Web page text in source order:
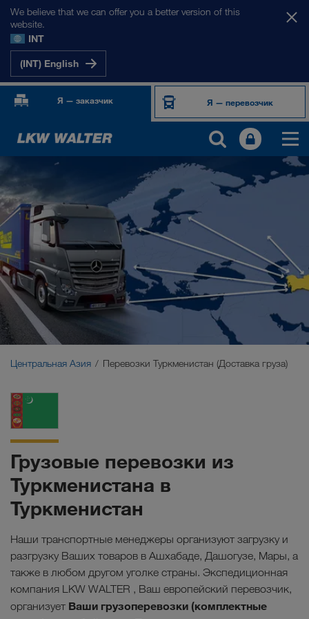
We believe that we can offer you a better version of this
website.
INT
(INT) English
Я — заказчик Я — перевозчик
НАШИ РЫНКИ
Европа
Центральная Азия
Россия
Ближний Восток
Центральная Азия Перевозки Туркменистан (Доставка груза)
Грузовые перевозки из
Туркменистана в
Туркменистан
Наши транспортные менеджеры организуют загрузку и
разгрузку Ваших товаров в Ашхабаде, Дашогузе, Мары, а
также в любом другом уголке страны. Экспедиционная
компания LKW WALTER , Ваш европейский перевозчик,
организует Ваши грузоперевозки (комплектные